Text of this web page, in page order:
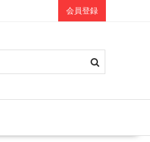
会員登録